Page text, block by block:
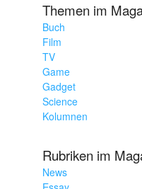
Themen im
Buch
Film
TV
Game
Gadget
Science
Kolumnen
Rubriken im
News